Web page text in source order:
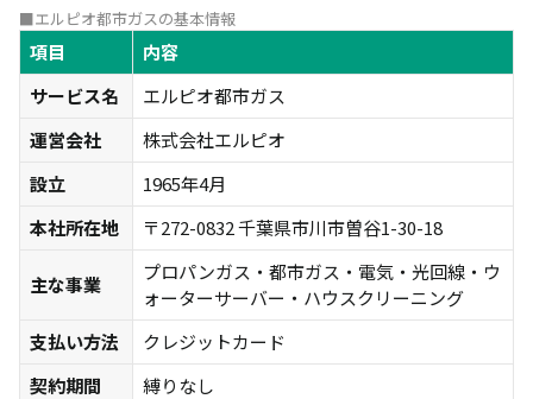
■エルピオ都市ガスの基本情報
項目
内容
サービス名
エルピオ都市ガス
運営会社
株式会社エルピオ
設立
1965年4月
本社所在地
〒272-0832 千葉県市川市曽谷1-30-18
主な事業
プロパンガス・都市ガス・電気・光回線・ウ
ォーターサーバー・ハウスクリーニング
支払い方法
クレジットカード
契約期間
縛りなし